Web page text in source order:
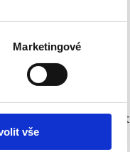
Marketingové
vše
s péčí řádného
tak aby mohla být